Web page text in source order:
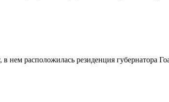
нем расположилась резиденция губернатора